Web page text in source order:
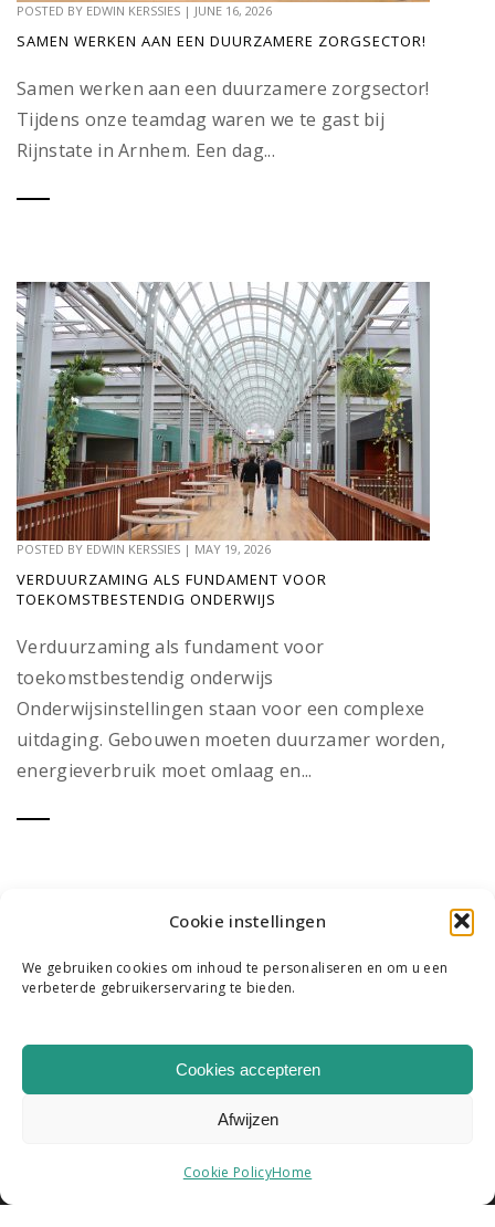
Cookie instellingen
We gebruiken cookies om inhoud te personaliseren en om u een
verbeterde gebruikerservaring te bieden.
Cookies accepteren
Afwijzen
Cookie PolicyHome
POSTED BY EDWIN KERSSIES | JUNE 16, 2026
SAMEN WERKEN AAN EEN DUURZAMERE ZORGSECTOR!
Samen werken aan een duurzamere zorgsector!
Tijdens onze teamdag waren we te gast bij
Rijnstate in Arnhem. Een dag...
POSTED BY EDWIN KERSSIES | MAY 19, 2026
VERDUURZAMING ALS FUNDAMENT VOOR
TOEKOMSTBESTENDIG ONDERWIJS
Verduurzaming als fundament voor
toekomstbestendig onderwijs
Onderwijsinstellingen staan voor een complexe
uitdaging. Gebouwen moeten duurzamer worden,
energieverbruik moet omlaag en...
WIE WE ZIJN ONS TEAM